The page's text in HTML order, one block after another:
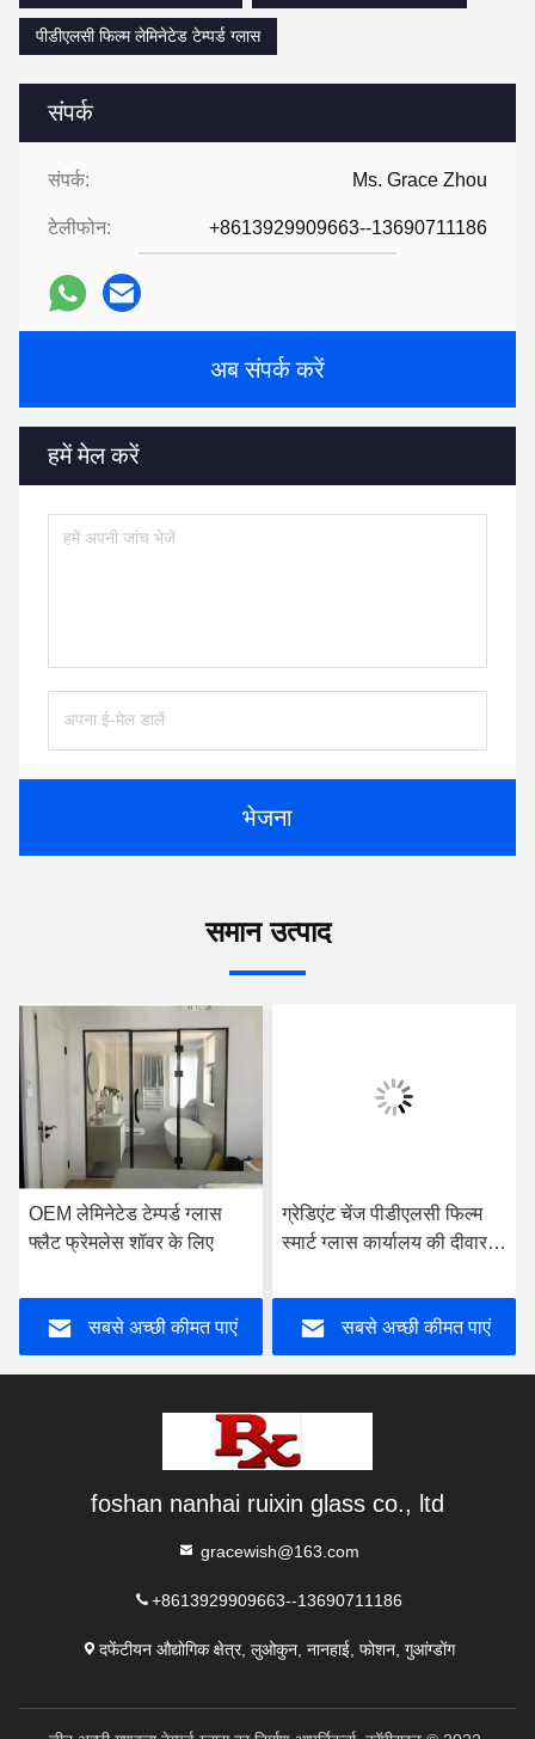
संपर्क
संपर्क: Ms. Grace Zhou
टेलीफोन: +8613929909663--13690711186
अब संपर्क करें
हमें मेल करें
भेजना
पीडीएलसी फिल्म लेमिनेटेड टेम्पर्ड ग्लास
समान उत्पाद
OEM लेमिनेटेड टेम्पर्ड ग्लास
फ्लैट फ्रेमलेस शॉवर के लिए
सबसे अच्छी कीमत पाएं
ग्रेडिएंट चेंज पीडीएलसी फिल्म
स्मार्ट ग्लास कार्यालय की दीवार के
सबसे अच्छी कीमत पाएं
foshan nanhai ruixin glass co., ltd
gracewish@163.com
+8613929909663--13690711186
दफेंटीयन औद्योगिक क्षेत्र, लुओकुन, नानहाई, फोशन, गुआंग्डोंग